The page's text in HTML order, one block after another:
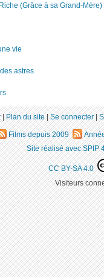
(Grâce à sa Grand-Mère)
vie
astres
|Plan du site|Se connecter|
Films depuis 2009
Site réalisé avec SPIP
CC BY-SA 4.0
Visiteurs